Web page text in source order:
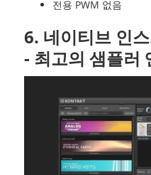
전용 PWM 없음
6. 네이티브 인
- 최고의 샘플러